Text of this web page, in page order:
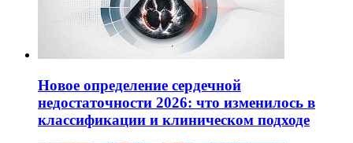
Новое определение сердечной
недостаточности 2026: что изменилось в
классификации и клиническом подходе